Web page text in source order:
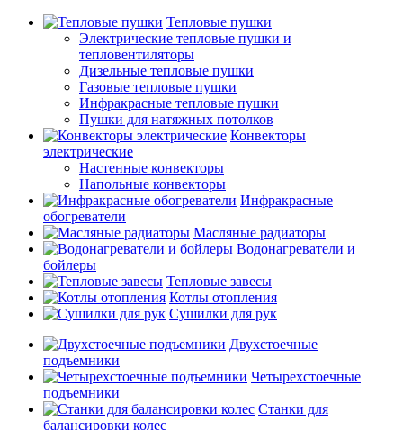
Тепловые пушки
Электрические тепловые пушки и
тепловентиляторы
Дизельные тепловые пушки
Газовые тепловые пушки
Инфракрасные тепловые пушки
Пушки для натяжных потолков
Конвекторы
электрические
Настенные конвекторы
Напольные конвекторы
Инфракрасные
обогреватели
Масляные радиаторы
Водонагреватели и
бойлеры
Тепловые завесы
Котлы отопления
Сушилки для рук
Двухстоечные
подъемники
Четырехстоечные
подъемники
Станки для
балансировки колес